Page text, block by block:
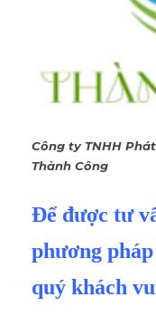
Công ty TNHH
Thành Công
Để được tư
phương
quý khách